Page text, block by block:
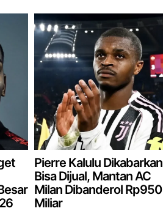
Pierre Kalulu Dikabarkan
Bisa Dijual, Mantan AC
Milan Dibanderol Rp950
Miliar